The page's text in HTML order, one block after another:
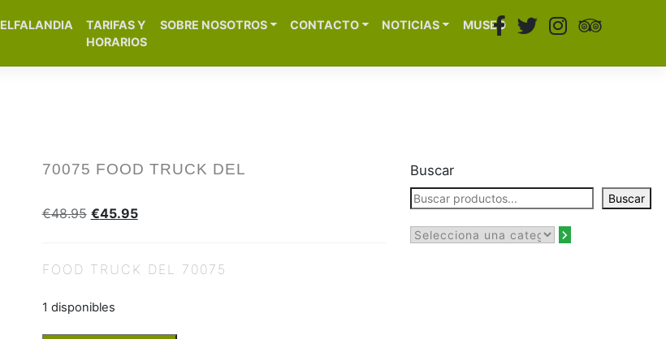
ELFALANDIA
TARIFAS Y
HORARIOS
SOBRE NOSOTROS CONTACTO NOTICIAS MUSEO
70075 FOOD TRUCK DEL
€48.95 €45.95
FOOD TRUCK DEL 70075
1 disponibles
Buscar
Buscar